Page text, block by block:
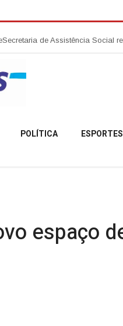
de Assistência Social realiza
POLÍTICA ESPORTES
espaço